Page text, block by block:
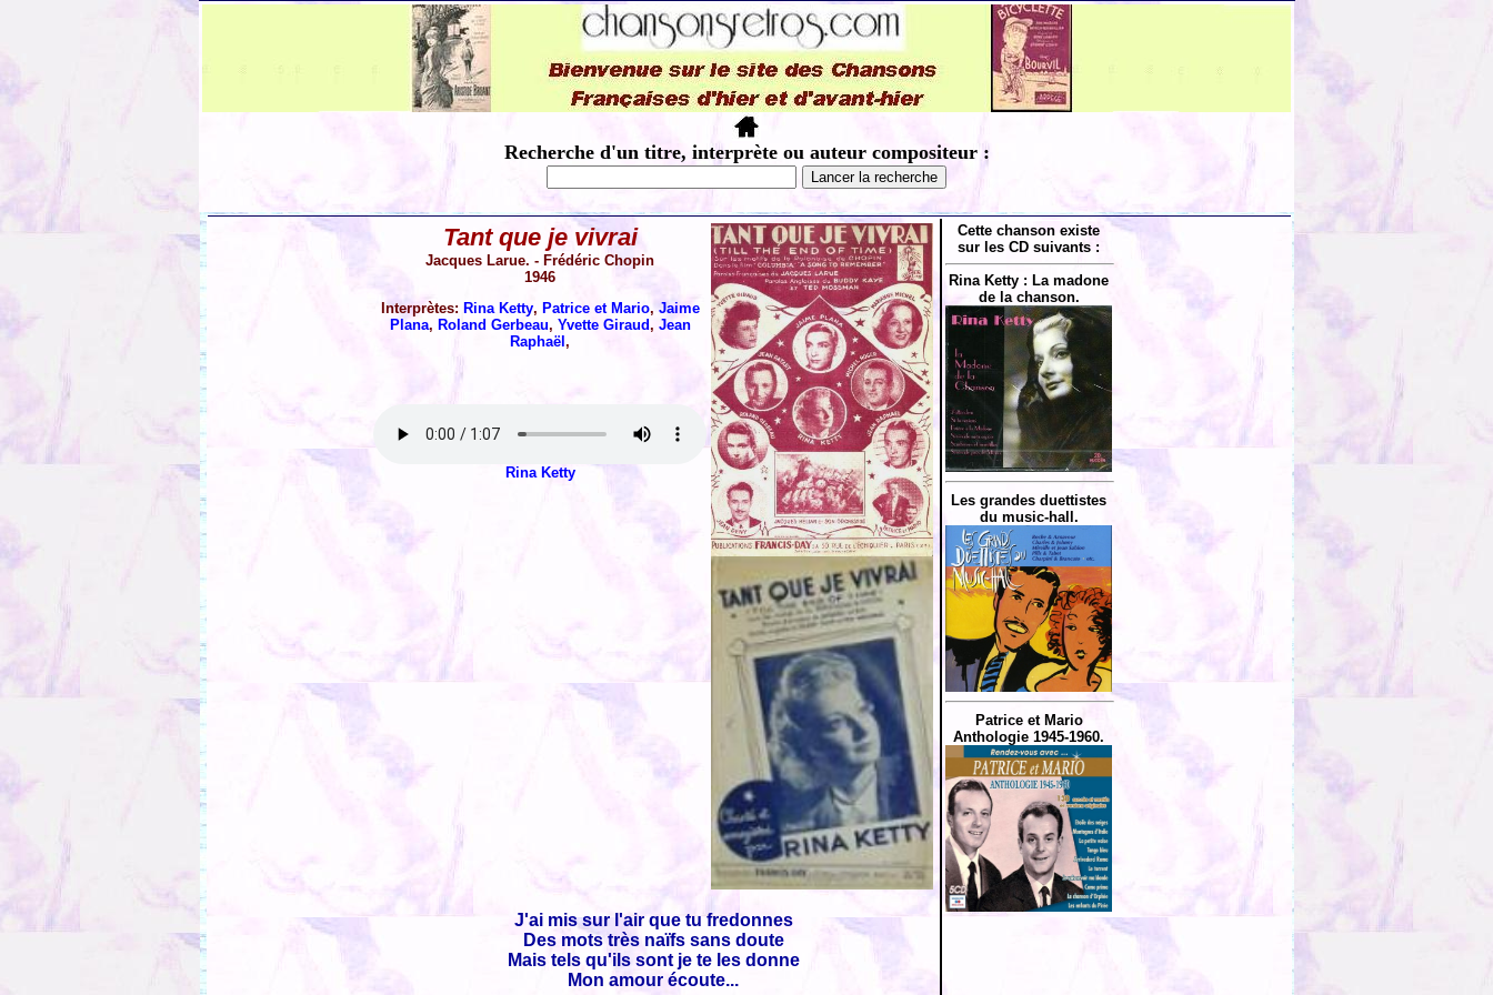
Recherche d'un titre, interprète ou auteur compositeur :
Tant que je vivrai
Jacques Larue. - Frédéric Chopin
1946
Interprètes: Rina Ketty, Patrice et Mario,Jaime
Plana, Roland Gerbeau, Yvette Giraud, Jean
Raphaël ,
Rina Ketty
J'ai mis sur l'air que tu fredonnes
Des mots très naïfs sans doute
Mais tels qu'ils sont je te les donne
Mon amour écoute...
Cette chanson existe
sur les CD suivants :
Rina Ketty : La madone
de la chanson.
Les grandes duettistes
du music-hall.
Patrice et Mario
Anthologie 1945-1960.